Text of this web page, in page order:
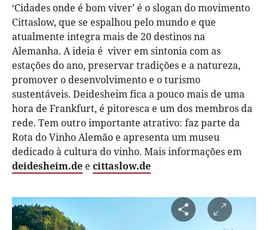
‘Cidades onde é bom viver’ é o slogan do movimento
Cittaslow, que se espalhou pelo mundo e que
atualmente integra mais de 20 destinos na
Alemanha. A ideia é viver em sintonia com as
estações do ano, preservar tradições e a natureza,
promover o desenvolvimento e o turismo
sustentáveis. Deidesheim fica a pouco mais de uma
hora de Frankfurt, é pitoresca e um dos membros da
rede. Tem outro importante atrativo: faz parte da
Rota do Vinho Alemão e apresenta um museu
dedicado à cultura do vinho. Mais informações em
deidesheim.de e cittaslow.de